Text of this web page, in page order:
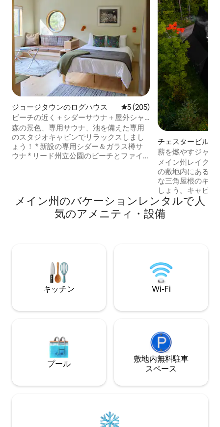
ジョージタウンのログハウス レビュー205件、5つ星中5つ
5 (205)
ビーチの近く＋シダーサウナ＋屋外シャ
ワー＋池＋ファイヤーピット
森の景色、専用サウナ、池を備えた専用
のスタジオキャビンでリラックスしまし
ょう！ * 新設の専用シダー＆ガラス樽サ
ウナ * リード州立公園のビーチとファイ
（レコード盤付き） * 高速Wi-Fi *スプルー
ス・スタジオは、メイン州で最高のビー
チのひとつから道を下ったところにあ
切られています。
チェスタービルの
薪を燃やすジャグ
ドのログハウス
メイン州レイク
の敷地内にある、
な三角屋根のキャ
しょう。キャビ
すべてから遠く離
台と薪が含まれています。
ドキャビンを使用
ン全体に杉、コン
トップ、杉/コン
外の焚き火台。ハ
バーポンド。 敷地内にプライベート滑走
メイン州のバケーションレンタルで人
気のアメニティ・設備
キッチン Wi-Fi
プール
敷地内無料駐⁠車
ス⁠ペ⁠ー⁠ス